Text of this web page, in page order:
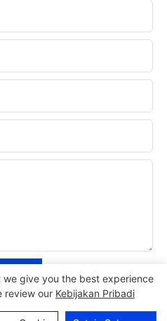
we give you the best experience
review our Kebijakan Pribadi